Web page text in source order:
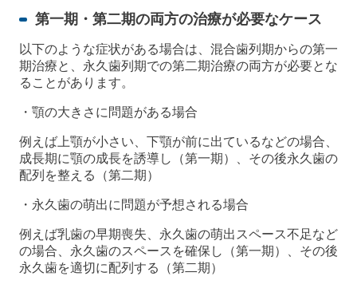
第一期・第二期の両方の治療が必要なケース
以下のような症状がある場合は、混合歯列期からの第一
期治療と、永久歯列期での第二期治療の両方が必要とな
ることがあります。
・顎の大きさに問題がある場合
例えば上顎が小さい、下顎が前に出ているなどの場合、
成長期に顎の成長を誘導し（第一期）、その後永久歯の
配列を整える（第二期）
・永久歯の萌出に問題が予想される場合
例えば乳歯の早期喪失、永久歯の萌出スペース不足など
の場合、永久歯のスペースを確保し（第一期）、その後
永久歯を適切に配列する（第二期）